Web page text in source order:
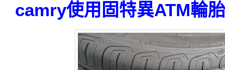
camry使用固特異ATM輪